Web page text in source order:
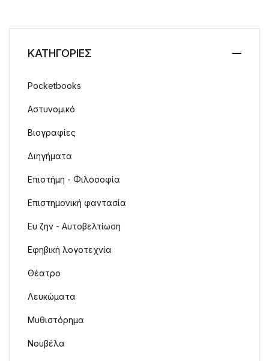
ΚΑΤΗΓΟΡΙΕΣ
Pocketbooks
Αστυνομικό
Βιογραφίες
Διηγήματα
Επιστήμη - Φιλοσοφία
Επιστημονική φαντασία
Ευ ζην - Αυτοβελτίωση
Εφηβική λογοτεχνία
Θέατρο
Λευκώματα
Μυθιστόρημα
Νουβέλα